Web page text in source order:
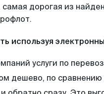
самая дорогая из
используя
услуги по
дешево, по сравнению